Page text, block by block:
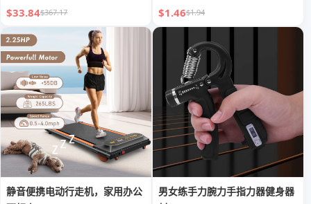
毛毡
$33.84$367.17 $1.46$1.94
静音便携电动行走机，家用办公
男女练手力腕力手指力器健身器